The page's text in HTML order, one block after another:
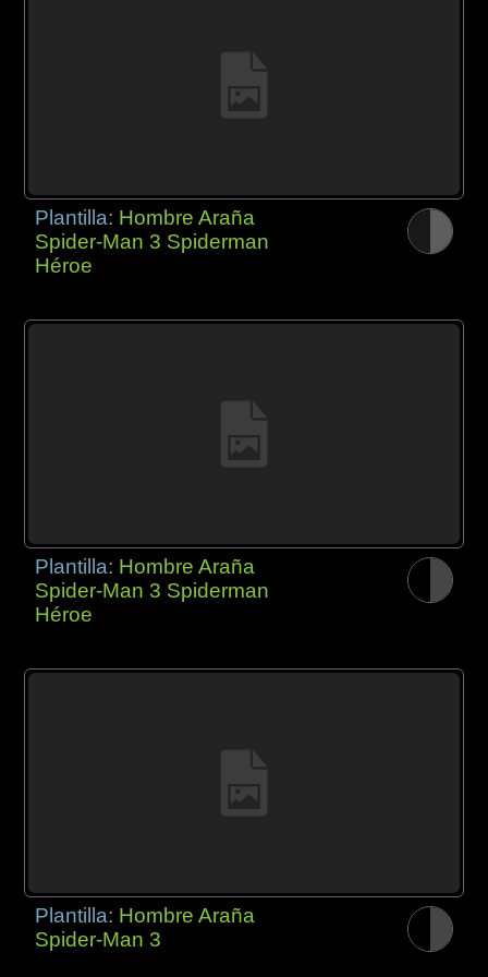
Plantilla: Hombre Araña
Spider-Man 3 Spiderman
Héroe
Plantilla: Hombre Araña
Spider-Man 3 Spiderman
Héroe
Plantilla: Hombre Araña
Spider-Man 3